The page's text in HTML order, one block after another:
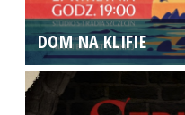
DOM NA KLIFIE